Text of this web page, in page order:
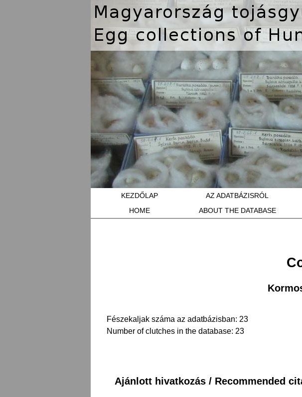
KEZDŐLAP AZ ADATBÁZISRÓL
HOME
ABOUT THE DATABASE
Fészekaljak száma az adatbázisban: 23
Number of clutches in the database: 23
Ajánlott hivatkozás / Recommended